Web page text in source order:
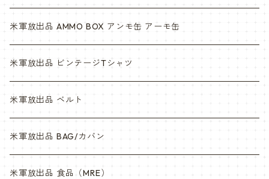
米軍放出品 AMMO BOX アンモ缶 アーモ缶
米軍放出品 ビンテージTシャツ
米軍放出品 ベルト
米軍放出品 BAG/カバン
米軍放出品 食品（MRE）